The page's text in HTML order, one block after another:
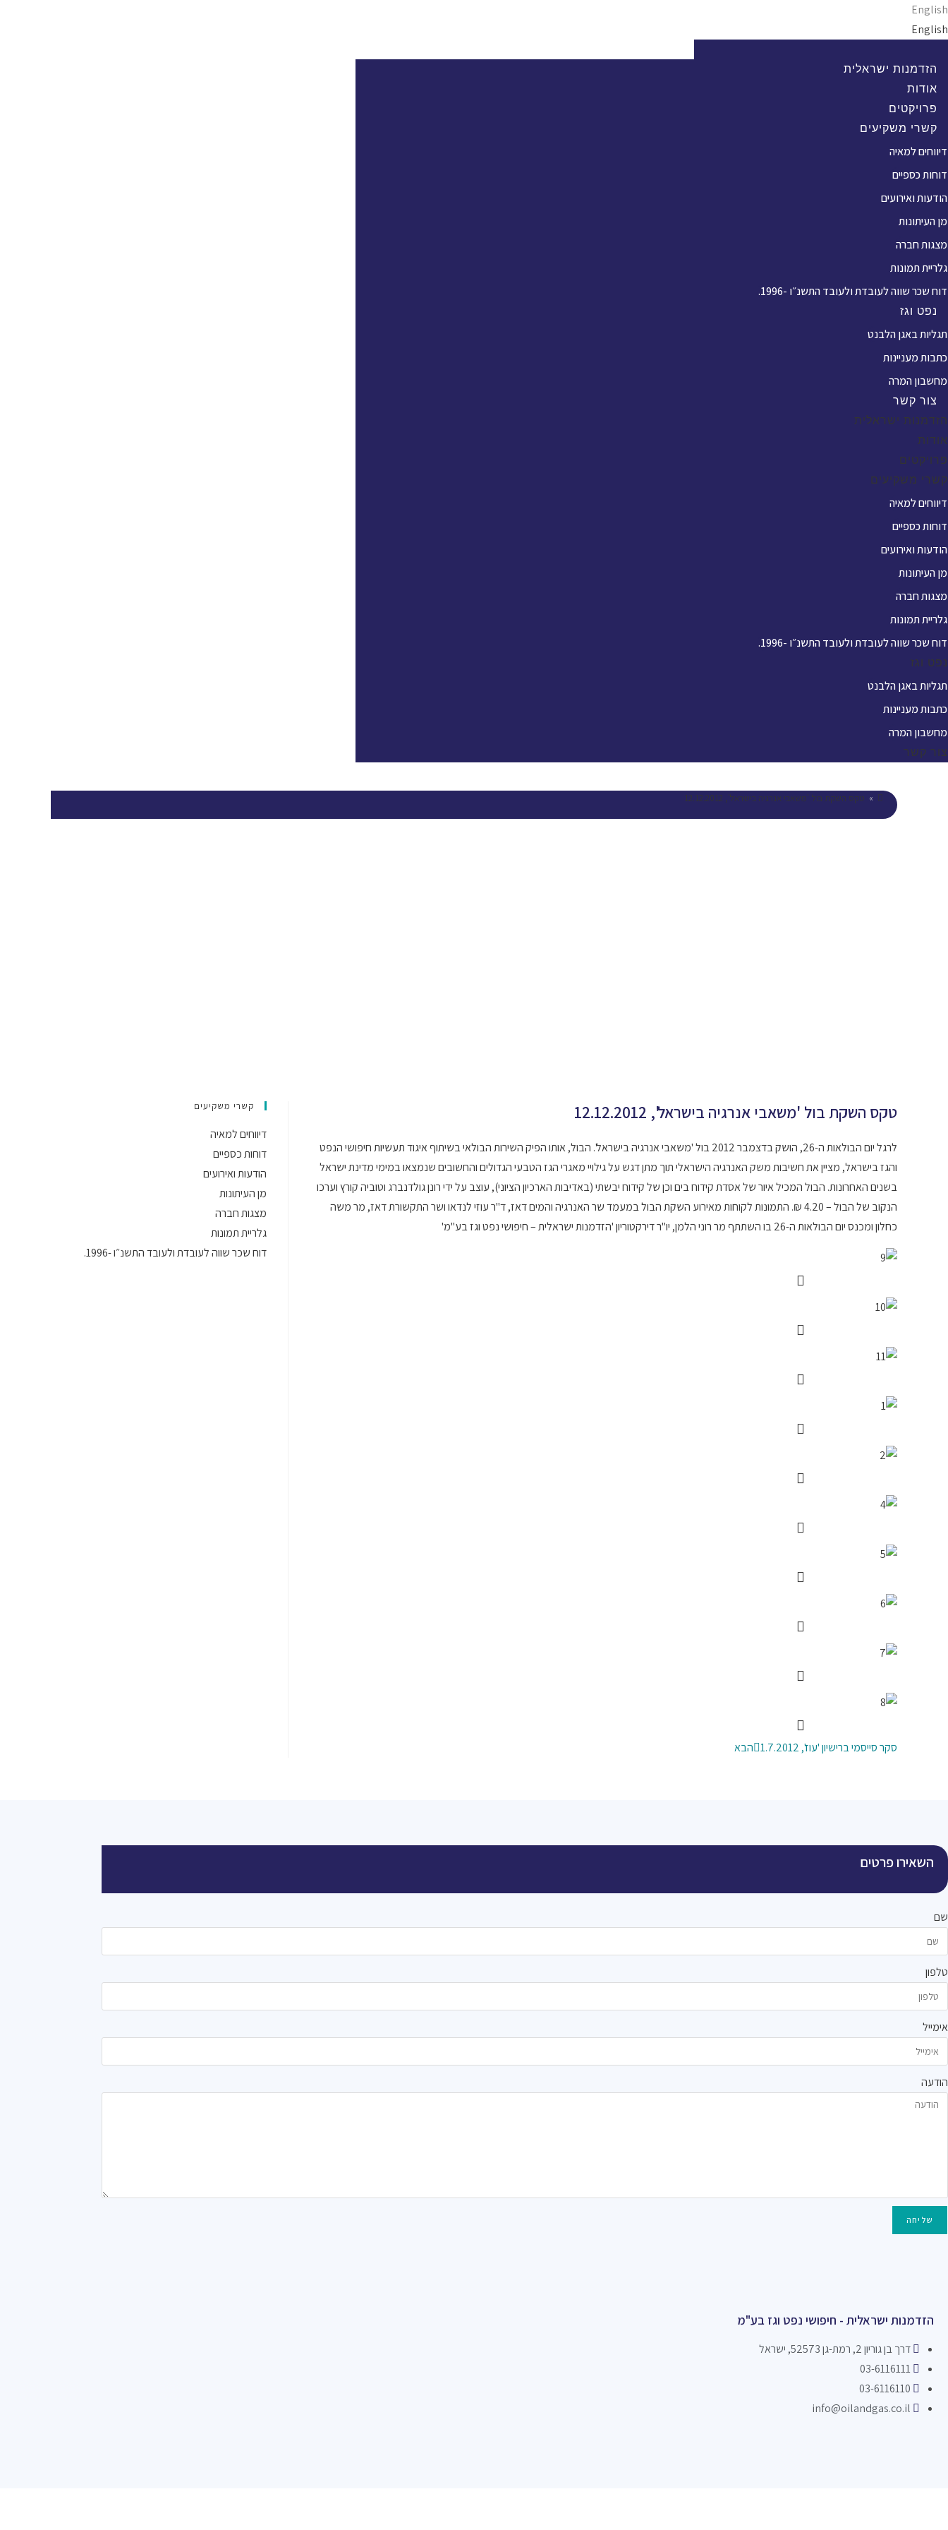
Skip
to
content
English
English
הזדמנות ישראלית
אודות
פרויקטים
קשרי משקיעים
דיווחים למאיה
דוחות כספיים
הודעות ואירועים
מן העיתונות
מצגות חברה
גלריית תמונות
דוח שכר שווה לעובדת ולעובד התשנ״ו -1996.
נפט וגז
תגליות באגן הלבנט
כתבות מעניינות
מחשבון המרה
צור קשר
הזדמנות ישראלית
אודות
פרויקטים
קשרי משקיעים
דיווחים למאיה
דוחות כספיים
הודעות ואירועים
מן העיתונות
מצגות חברה
גלריית תמונות
דוח שכר שווה לעובדת ולעובד התשנ״ו -1996.
נפט וגז
תגליות באגן הלבנט
כתבות מעניינות
מחשבון המרה
צור קשר
» טקס השקת בול 'משאבי אנרגיה בישראל', 12.12.2012
טקס השקת בול 'משאבי אנרגיה בישראל', 12.12.2012
לרגל יום הבולאות ה-26, הושק בדצמבר 2012 בול 'משאבי אנרגיה בישראל'. הבול, אותו הפיק השירות הבולאי בשיתוף איגוד תעשיות חיפושי הנפט
והגז בישראל, מציין את חשיבות משק האנרגיה הישראלי תוך מתן דגש על גילויי מאגרי הגז הטבעי הגדולים והחשובים שנמצאו במימי מדינת ישראל
בשנים האחרונות. הבול המכיל איור של אסדת קידוח בים וכן של קידוח יבשתי (באדיבות הארכיון הציוני), עוצב על ידי רונן גולדנברג וטוביה קורץ וערכו
הנקוב של הבול – 4.20 ₪. התמונות לקוחות מאירוע השקת הבול במעמד שר האנרגיה והמים דאז, ד"ר עוזי לנדאו ושר התקשורת דאז, מר משה
כחלון ומכנס יום הבולאות ה-26 בו השתתף מר רוני הלמן, יו"ר דירקטוריון 'הזדמנות ישראלית – חיפושי נפט וגז בע"מ'
סקר סייסמי ברישיון 'עוז', 1.7.2012 הבא
קשרי משקיעים
דיווחים למאיה
דוחות כספיים
הודעות ואירועים
מן העיתונות
מצגות חברה
גלריית תמונות
דוח שכר שווה לעובדת ולעובד התשנ״ו -1996.
השאירו פרטים
שם
טלפון
אימייל
הודעה
שליחה
הזדמנות ישראלית - חיפושי נפט וגז בע"מ
דרך בן גוריון 2, רמת-גן 52573, ישראל
03-6116111
03-6116110
info@oilandgas.co.il